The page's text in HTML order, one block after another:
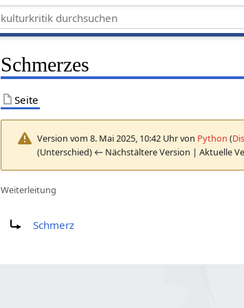
Schmerzes
Seite
Version vom 8. Mai 2025, 10:42 Uhr von Python (
(Unterschied) ← Nächstältere Version | Aktuelle
Weiterleitung
Schmerz